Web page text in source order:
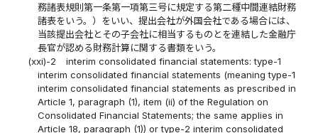
務諸表規則第一条第一項第三号に規定する第二種中間連結財務
諸表をいう。）をいい、提出会社が外国会社である場合には、
当該提出会社とその子会社に相当するものとを連結した金融庁
長官が認める財務計算に関する書類をいう。
(xxi)-2
interim consolidated financial statements: type-1
interim consolidated financial statements (meaning type-1
interim consolidated financial statements as prescribed in
Article 1, paragraph (1), item (ii) of the Regulation on
Consolidated Financial Statements; the same applies in
Article 18, paragraph (1)) or type-2 interim consolidated